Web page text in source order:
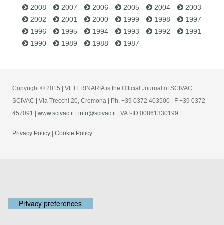
2008
2007 2006 2005 2004
2003
2002
2001 2000 1999 1998
1997
1996
1995 1994 1993 1992
1991
1990
1989 1988 1987
Copyright © 2015 | VETERINARIA is the Official Journal of SCIVAC
SCIVAC | Via Trecchi 20, Cremona | Ph. +39 0372 403500 | F +39 0372
457091 | www.scivac.it | info@scivac.it | VAT-ID 00861330199
Privacy Policy | Cookie Policy